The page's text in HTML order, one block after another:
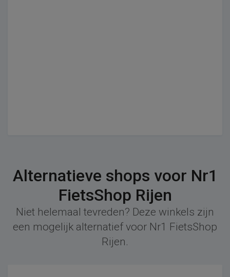
Alternatieve shops voor Nr1
FietsShop Rijen
Niet helemaal tevreden? Deze winkels zijn
een mogelijk alternatief voor Nr1 FietsShop
Rijen.